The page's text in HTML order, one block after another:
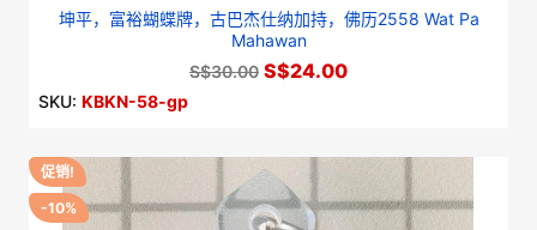
坤平，富裕蝴蝶牌，古巴杰仕纳加持，佛历2558 Wat Pa
Mahawan
S$30.00 S$24.00
SKU: KBKN-58-gp
促销!
-10%